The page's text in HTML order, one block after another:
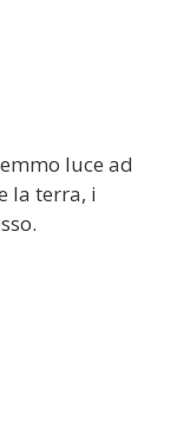
luce ad
la terra, i